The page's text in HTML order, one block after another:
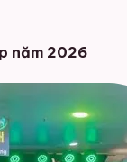
năm 2026